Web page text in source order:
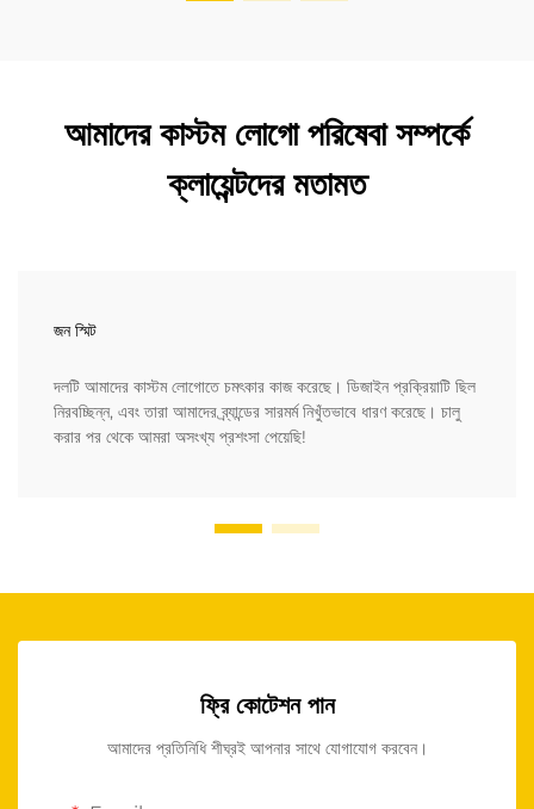
আমাদের কাস্টম লোগো পরিষেবা সম্পর্কে
ক্লায়েন্টদের মতামত
জন স্মিট
দলটি আমাদের কাস্টম লোগোতে চমৎকার কাজ করেছে। ডিজাইন প্রক্রিয়াটি ছিল
নিরবচ্ছিন্ন, এবং তারা আমাদের ব্র্যান্ডের সারমর্ম নিখুঁতভাবে ধারণ করেছে। চালু
করার পর থেকে আমরা অসংখ্য প্রশংসা পেয়েছি!
ফ্রি কোটেশন পান
আমাদের প্রতিনিধি শীঘ্রই আপনার সাথে যোগাযোগ করবেন।